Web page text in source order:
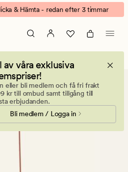
& Hämta - redan efter 3 timmar
av våra exklusiva
eller bli medlem och få fri frakt
kr till ombud samt tillgång till
erbjudanden.
Bli medlem / Logga in